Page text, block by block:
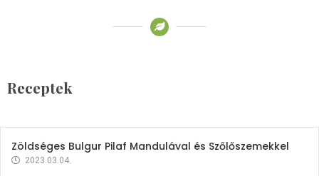
Receptek
2023.03.06.
Zöldséges Bulgur Pilaf Mandulával és Szőlőszemekkel
2023.03.04.